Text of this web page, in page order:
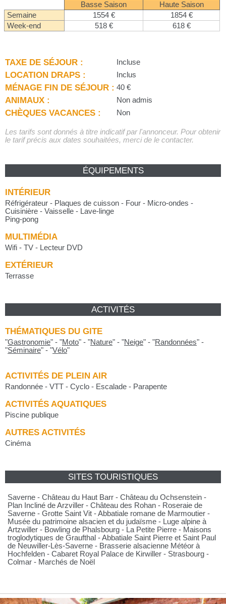
Basse Saison
Haute Saison
Semaine
1554 €
1854 €
Week-end
518 € 618 €
TAXE DE SÉJOUR : Incluse
LOCATION DRAPS : Inclus
MÉNAGE FIN DE SÉJOUR : 40 €
ANIMAUX : Non admis
CHÈQUES VACANCES : Non
Les tarifs sont donnés à titre indicatif par l'annonceur. Pour obtenir
le tarif précis aux dates souhaitées, merci de le contacter.
ÉQUIPEMENTS
INTÉRIEUR
Réfrigérateur - Plaques de cuisson - Four - Micro-ondes -
Cuisinière - Vaisselle - Lave-linge
Ping-pong
MULTIMÉDIA
Wifi - TV - Lecteur DVD
EXTÉRIEUR
Terrasse
ACTIVITÉS
THÉMATIQUES DU GITE
"Gastronomie" - "Moto" - "Nature" - "Neige" - "Randonnées" -
"Séminaire" - "Vélo"
ACTIVITÉS DE PLEIN AIR
Randonnée - VTT - Cyclo - Escalade - Parapente
ACTIVITÉS AQUATIQUES
Piscine publique
AUTRES ACTIVITÉS
Cinéma
SITES TOURISTIQUES
Saverne - Château du Haut Barr - Château du Ochsenstein -
Plan Incliné de Arzviller - Château des Rohan - Roseraie de
Saverne - Grotte Saint Vit - Abbatiale romane de Marmoutier -
Musée du patrimoine alsacien et du judaïsme - Luge alpine à
Artzwiller - Bowling de Phalsbourg - La Petite Pierre - Maisons
troglodytiques de Graufthal - Abbatiale Saint Pierre et Saint Paul
de Neuwiller-Lès-Saverne - Brasserie alsacienne Météor à
Hochfelden - Cabaret Royal Palace de Kirwiller - Strasbourg -
Colmar - Marchés de Noël